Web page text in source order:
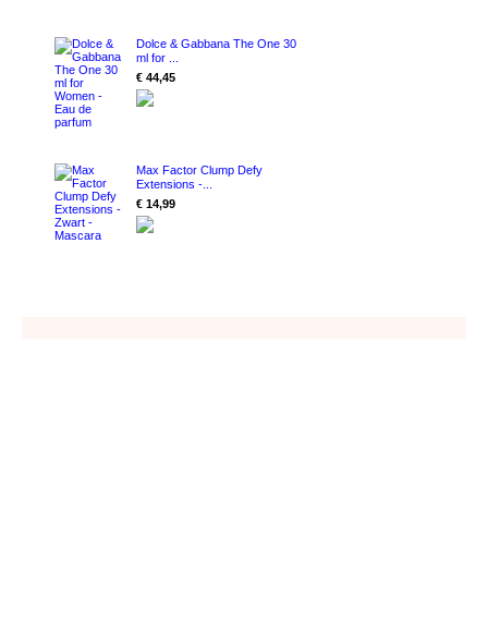
Dolce & Gabbana The One 30
ml for ...
€ 44,45
Max Factor Clump Defy
Extensions -...
€ 14,99